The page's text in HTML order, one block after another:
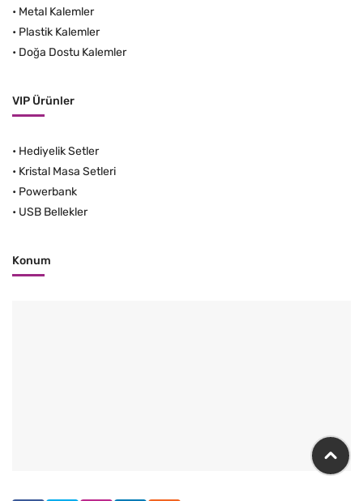
• Metal Kalemler
• Plastik Kalemler
• Doğa Dostu Kalemler
VIP Ürünler
• Hediyelik Setler
• Kristal Masa Setleri
• Powerbank
• USB Bellekler
Konum